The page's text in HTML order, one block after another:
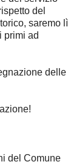
del
saremo lì
primi ad
delle
del Comune